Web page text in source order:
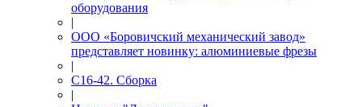
оборудования
|
ООО «Боровичский механический завод»
представляет новинку: алюминиевые фрезы
|
С16-42. Сборка
|